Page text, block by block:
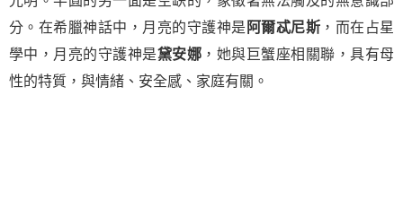
分。在希臘神話中，月亮的守護神是 阿爾忒尼斯 ，而在占星
學中，月亮的守護神是黛安娜 ，她與巨蟹座相關聯，具有母
性的特質，與情緒、安全感、家庭有關。